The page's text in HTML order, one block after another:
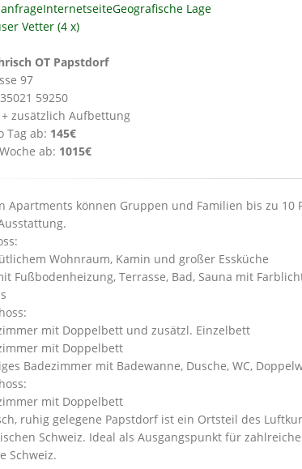
InternetseiteGeografische Lage
Vetter (4 x)
OT Papstdorf
97
59250
zusätzlich Aufbettung
Tag ab: 145€
ab: 1015€
Apartments können Gruppen und Familien bis zu
Wohnraum, Kamin und großer Essküche
Fußbodenheizung, Terrasse, Bad, Sauna mit
mit Doppelbett und zusätzl. Einzelbett
mit Doppelbett
Badezimmer mit Badewanne, Dusche, WC,
mit Doppelbett
ruhig gelegene Papstdorf ist ein Ortsteil des
Schweiz. Ideal als Ausgangspunkt für
Schweiz.